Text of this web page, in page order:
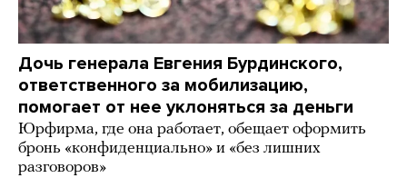
Дочь генерала Евгения Бурдинского,
ответственного за мобилизацию,
помогает от нее уклоняться за деньги
Юрфирма, где она работает, обещает оформить
бронь «конфиденциально» и «без лишних
разговоров»